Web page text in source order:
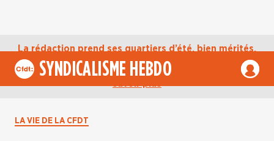
La rédaction prend ses quartiers d’été, bien mérités,
jusqu’au mardi 1er septembre. D’ici là, retrouvez
l’actualité de la CFDT sur notre compte Bluesky. En
SYNDICALISME HEBDO
LA VIE DE LA CFDT